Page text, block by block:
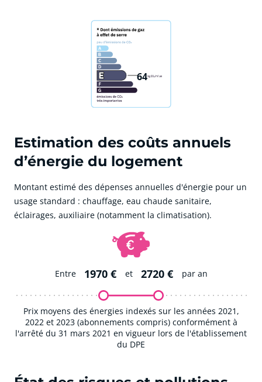
64
Estimation des coûts annuels
d’énergie du logement
Montant estimé des dépenses annuelles d'énergie pour un
usage standard : chauffage, eau chaude sanitaire,
éclairages, auxiliaire (notamment la climatisation).
Entre 1970 € et 2720 € par an
Prix moyens des énergies indexés sur les années 2021,
2022 et 2023 (abonnements compris) conformément à
l'arrêté du 31 mars 2021 en vigueur lors de l'établissement
du DPE